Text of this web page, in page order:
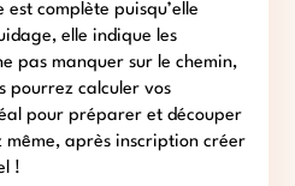
complète puisqu’elle
elle indique les
pas manquer sur le chemin,
pourrez calculer vos
pour préparer et découper
même, après inscription créer
!